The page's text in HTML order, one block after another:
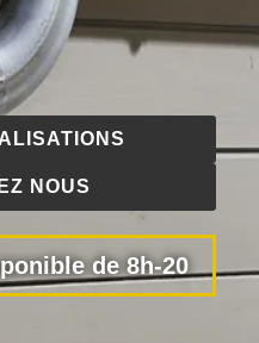
NOUS
de 8h-20